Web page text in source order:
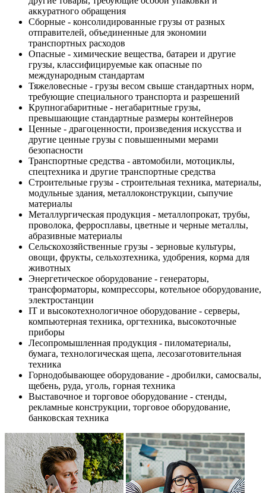
аккуратного обращения
Сборные - консолидированные грузы от разных
отправителей, объединенные для экономии
транспортных расходов
Опасные - химические вещества, батареи и другие
грузы, классифицируемые как опасные по
международным стандартам
Тяжеловесные - грузы весом свыше стандартных норм,
требующие специального транспорта и разрешений
Крупногабаритные - негабаритные грузы,
превышающие стандартные размеры контейнеров
Ценные - драгоценности, произведения искусства и
другие ценные грузы с повышенными мерами
безопасности
Транспортные средства - автомобили, мотоциклы,
спецтехника и другие транспортные средства
Строительные грузы - строительная техника, материалы,
модульные здания, металлоконструкции, сыпучие
материалы
Металлургическая продукция - металлопрокат, трубы,
проволока, ферросплавы, цветные и черные металлы,
абразивные материалы
Сельскохозяйственные грузы - зерновые культуры,
овощи, фрукты, сельхозтехника, удобрения, корма для
животных
Энергетическое оборудование - генераторы,
трансформаторы, компрессоры, котельное оборудование,
электростанции
IT и высокотехнологичное оборудование - серверы,
компьютерная техника, оргтехника, высокоточные
приборы
Лесопромышленная продукция - пиломатериалы,
бумага, технологическая щепа, лесозаготовительная
техника
Горнодобывающее оборудование - дробилки, самосвалы,
щебень, руда, уголь, горная техника
Выставочное и торговое оборудование - стенды,
рекламные конструкции, торговое оборудование,
банковская техника